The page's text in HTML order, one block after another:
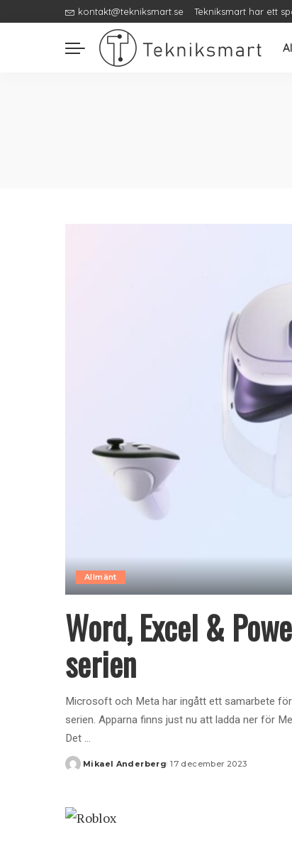
kontakt@tekniksmart.se Tekniksmart har ett
Allmänt
Word, Excel &
serien
Microsoft och Meta har ingått ett samarbete
serien. Apparna finns just nu att ladda ner för
Det ...
Posted
Mikael Anderberg 17 december 2023